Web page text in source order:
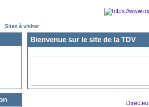
Sites à visiter
Bienvenue sur le site de la TDV